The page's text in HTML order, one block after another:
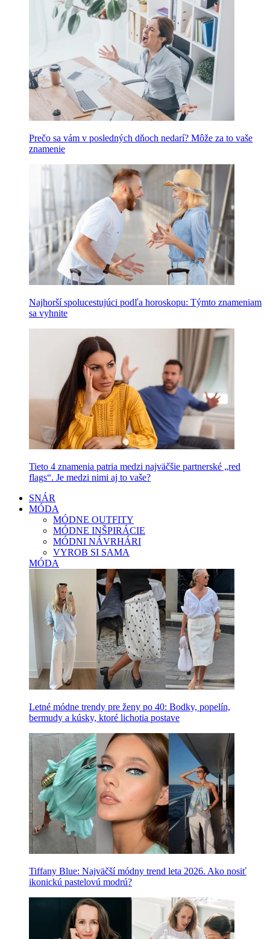
Prečo sa vám v posledných dňoch nedarí? Môže za to vaše
znamenie
Najhorší spolucestujúci podľa horoskopu: Týmto znameniam
sa vyhnite
Tieto 4 znamenia patria medzi najväčšie partnerské „red
flags“. Je medzi nimi aj to vaše?
SNÁR
MÓDA
MÓDNE OUTFITY
MÓDNE INŠPIRÁCIE
MÓDNI NÁVRHÁRI
VYROB SI SAMA
MÓDA
Letné módne trendy pre ženy po 40: Bodky, popelín,
bermudy a kúsky, ktoré lichotia postave
Tiffany Blue: Najväčší módny trend leta 2026. Ako nosiť
ikonickú pastelovú modrú?